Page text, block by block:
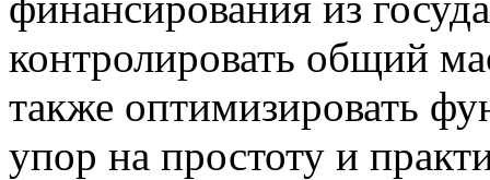
контролировать общий
также оптимизировать
упор на простоту и